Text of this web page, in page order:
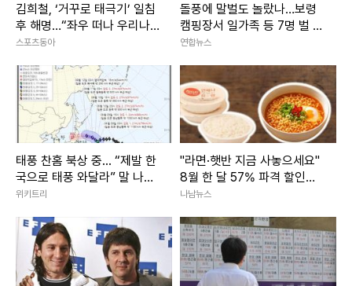
김희철, ‘거꾸로 태극기’ 일침
후 해명…“좌우 떠나 우리나
라 국기”[SD이슈]
스포츠동아
돌풍에 말벌도 놀랐나…보령
캠핑장서 일가족 등 7명 벌 쏘
임
연합뉴스
태풍 찬홈 북상 중... “제발 한
국으로 태풍 와달라” 말 나오
는 이유
위키트리
"라면·햇반 지금 사놓으세요"
8월 한 달 57% 파격 할인행
사 3800개 품목 마트
나남뉴스